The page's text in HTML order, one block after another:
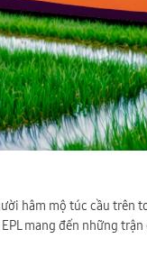
hâm mộ túc cầu trên
mang đến những
🎁 ƯU ĐÃI THÁNG